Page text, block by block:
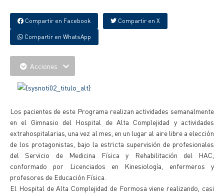
Compartir en Facebook Compartir en X
Compartir en WhatsApp
Acciones
Los pacientes de este Programa realizan actividades semanalmente
en el Gimnasio del Hospital de Alta Complejidad y actividades
extrahospitalarias, una vez al mes, en un lugar al aire libre a elección
de los protagonistas, bajo la estricta supervisión de profesionales
del Servicio de Medicina Física y Rehabilitación del HAC,
conformado por Licenciados en Kinesiología, enfermeros y
profesores de Educación Física.
El Hospital de Alta Complejidad de Formosa viene realizando, casi